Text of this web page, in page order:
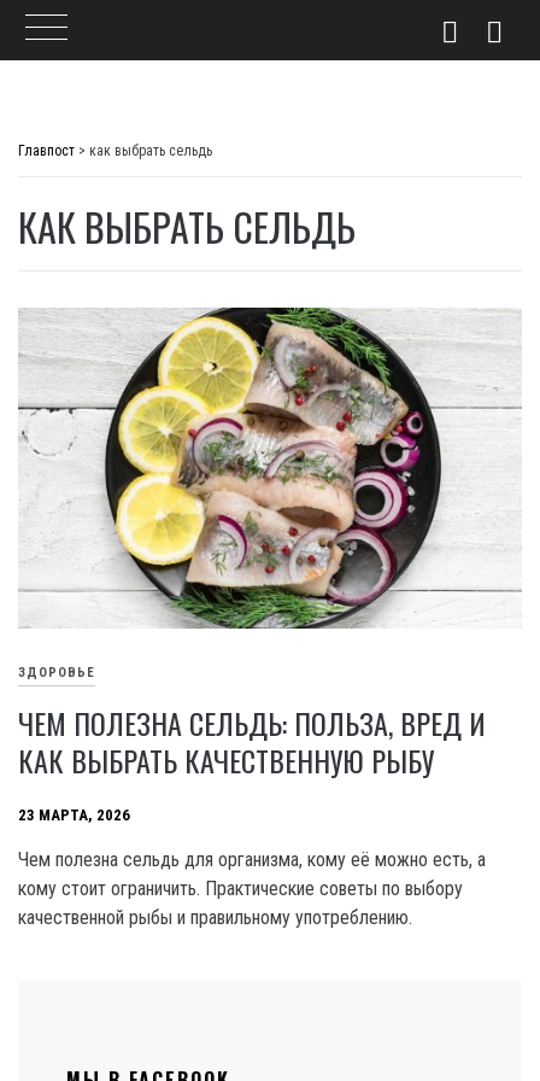
Главпост > как выбрать сельдь
КАК ВЫБРАТЬ СЕЛЬДЬ
ЗДОРОВЬЕ
ЧЕМ ПОЛЕЗНА СЕЛЬДЬ: ПОЛЬЗА, ВРЕД И
КАК ВЫБРАТЬ КАЧЕСТВЕННУЮ РЫБУ
23 МАРТА, 2026
Чем полезна сельдь для организма, кому её можно есть, а
кому стоит ограничить. Практические советы по выбору
качественной рыбы и правильному употреблению.